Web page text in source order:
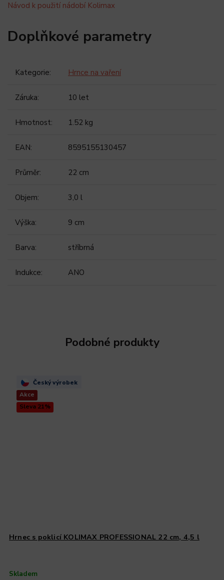
Návod k použití nádobí Kolimax
Doplňkové parametry
Kategorie: Hrnce na vaření
Záruka: 10 let
Hmotnost: 1.52 kg
EAN: 8595155130457
Průměr: 22 cm
Objem: 3,0 l
Výška: 9 cm
Barva: stříbrná
Indukce: ANO
Podobné produkty
Akce
Český výrobek
Sleva 21%
Hrnec s poklicí KOLIMAX PROFESSIONAL 22 cm, 4,5 l
Skladem